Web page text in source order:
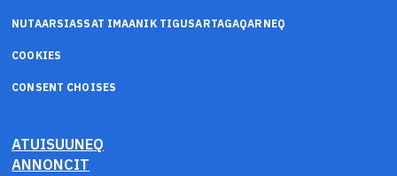
NUTAARSIASSAT IMAANIK TIGUSARTAGAQARNEQ
COOKIES
CONSENT CHOISES
ATUISUUNEQ
ANNONCIT